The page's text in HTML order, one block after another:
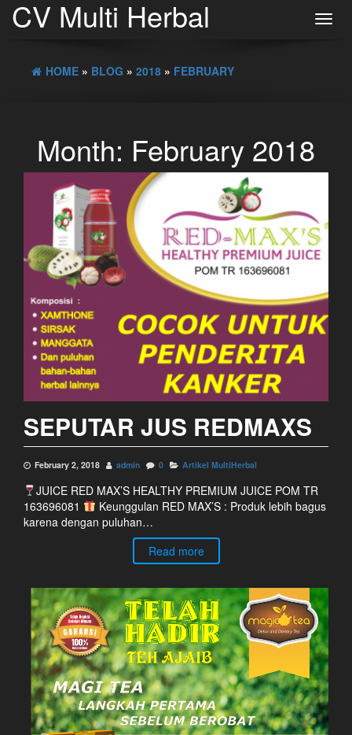
CV Multi Herbal
HOME » BLOG » 2018 » FEBRUARY
Month: February 2018
SEPUTAR JUS REDMAXS
February 2, 2018 admin 0 Artikel MultiHerbal
JUICE RED MAX’S HEALTHY PREMIUM JUICE POM TR
163696081
Keunggulan RED MAX’S : Produk lebih bagus
karena dengan puluhan…
Read more